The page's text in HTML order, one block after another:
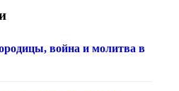
война и молитва в